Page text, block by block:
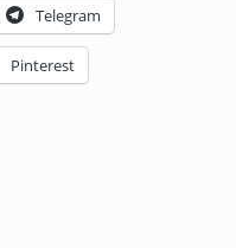
Telegram
Pinterest